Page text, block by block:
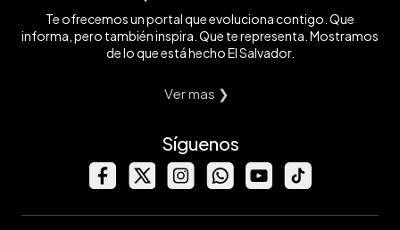
Te ofrecemos un portal que evoluciona contigo. Que
informa, pero también inspira. Que te representa. Mostramos
de lo que está hecho El Salvador.
Ver mas ❯
Síguenos